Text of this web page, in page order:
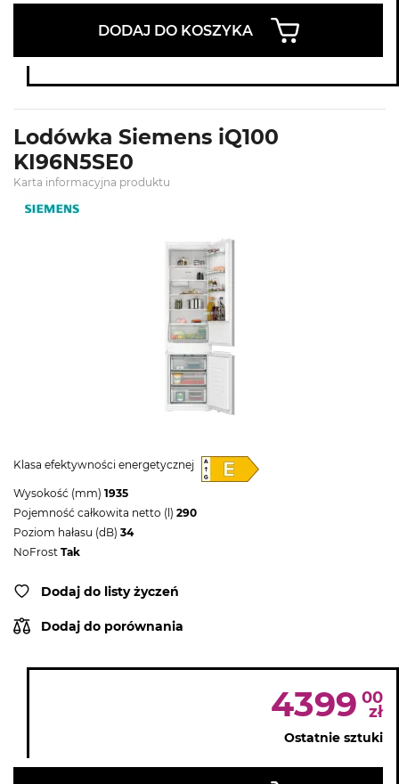
DODAJ DO KOSZYKA
Lodówka Siemens iQ100
KI96N5SE0
Karta informacyjna produktu
Klasa efektywności energetycznej
Wysokość (mm) 1935
Pojemność całkowita netto (l) 290
Poziom hałasu (dB) 34
NoFrost Tak
Dodaj do listy życzeń
Dodaj do porównania
4399 00
zł
Ostatnie sztuki